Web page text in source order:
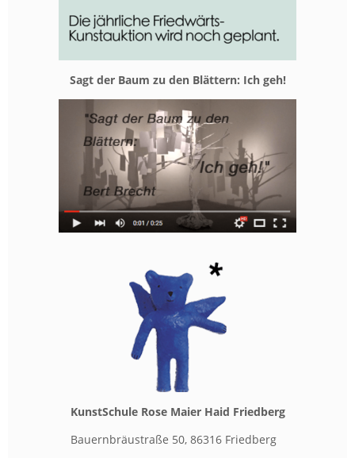
Sagt der Baum zu den Blät­tern: Ich geh!
Kunst­Schu­le Rose Maier Haid Fried­berg
Bau­ern­bräu­stra­ße 50, 86316 Fried­berg